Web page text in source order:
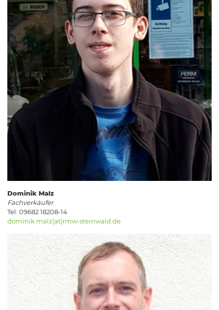
Dominik Malz
Fachverkäufer
Tel: 09682 18208-14
dominik.malz(at)rmw-steinwald.de